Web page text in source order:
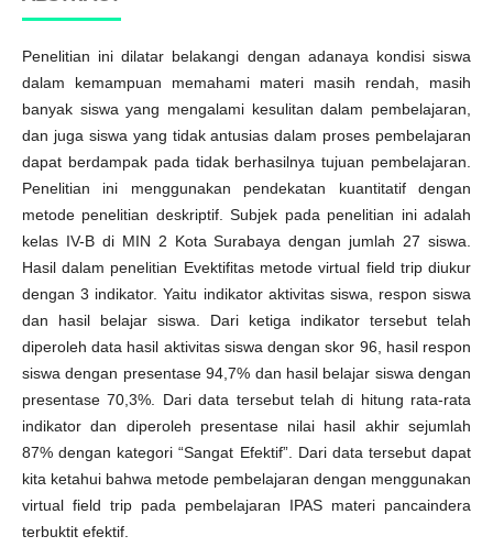
Penelitian ini dilatar belakangi dengan adanaya kondisi siswa
dalam kemampuan memahami materi masih rendah, masih
banyak siswa yang mengalami kesulitan dalam pembelajaran,
dan juga siswa yang tidak antusias dalam proses pembelajaran
dapat berdampak pada tidak berhasilnya tujuan pembelajaran.
Penelitian ini menggunakan pendekatan kuantitatif dengan
metode penelitian deskriptif. Subjek pada penelitian ini adalah
kelas IV-B di MIN 2 Kota Surabaya dengan jumlah 27 siswa.
Hasil dalam penelitian Evektifitas metode virtual field trip diukur
dengan 3 indikator. Yaitu indikator aktivitas siswa, respon siswa
dan hasil belajar siswa. Dari ketiga indikator tersebut telah
diperoleh data hasil aktivitas siswa dengan skor 96, hasil respon
siswa dengan presentase 94,7% dan hasil belajar siswa dengan
presentase 70,3%. Dari data tersebut telah di hitung rata-rata
indikator dan diperoleh presentase nilai hasil akhir sejumlah
87% dengan kategori “Sangat Efektif”. Dari data tersebut dapat
kita ketahui bahwa metode pembelajaran dengan menggunakan
virtual field trip pada pembelajaran IPAS materi pancaindera
terbuktit efektif.